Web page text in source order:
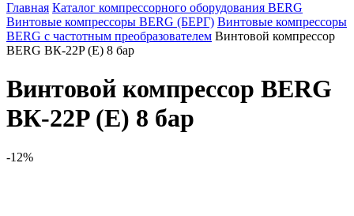
Главная Каталог компрессорного оборудования BERG
Винтовые компрессоры BERG (БЕРГ) Винтовые компрессоры
BERG с частотным преобразователем Винтовой компрессор
BERG ВК-22P (E) 8 бар
Винтовой компрессор BERG
ВК-22P (E) 8 бар
-12%